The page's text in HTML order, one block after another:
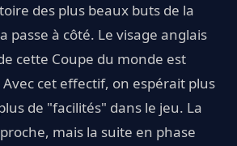
des plus beaux buts de la
passe à côté. Le visage anglais
cette Coupe du monde est
cet effectif, on espérait plus
de "facilités" dans le jeu. La
mais la suite en phase